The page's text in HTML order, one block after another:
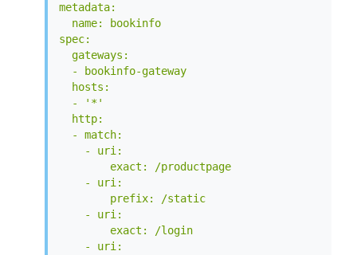
metadata:
  name: bookinfo
spec:
  gateways:
  - bookinfo-gateway
  hosts:
  - '*'
  http:
  - match:
    - uri:
        exact: /productpage
    - uri:
        prefix: /static
    - uri:
        exact: /login
    - uri: